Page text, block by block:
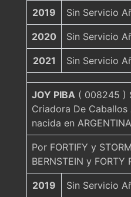
2019 Sin Servicio
2020 Sin Servicio
2021 Sin Servicio
JOY PIBA ( 008245 )
Criadora De
nacida en
Por FORTIFY y
BERNSTEIN y FORTY
2019 Sin Servicio